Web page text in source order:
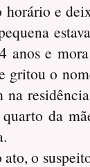
horário e
anos e
gritou o
na
da
ato, o